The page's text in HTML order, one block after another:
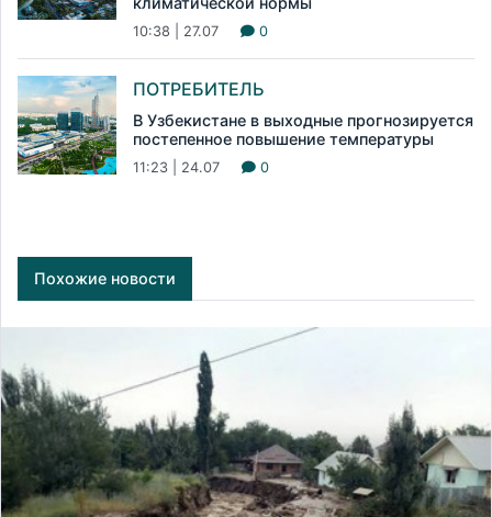
10:38 | 27.07 0
ПОТРЕБИТЕЛЬ
В Узбекистане в выходные прогнозируется
постепенное повышение температуры
11:23 | 24.07 0
Похожие новости